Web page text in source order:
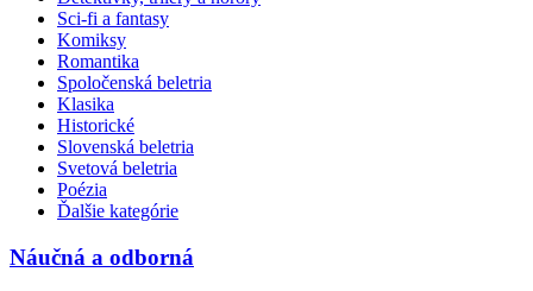
Sci-fi a fantasy
Komiksy
Romantika
Spoločenská beletria
Klasika
Historické
Slovenská beletria
Svetová beletria
Poézia
Ďalšie kategórie
Náučná a odborná